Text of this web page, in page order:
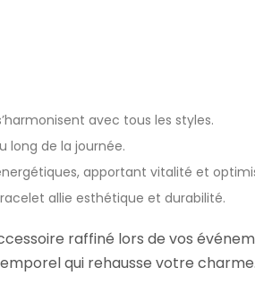
avec tous les styles.
long de la journée.
apportant vitalité et
allie esthétique et durabilité.
raffiné lors de vos
qui rehausse votre charme.